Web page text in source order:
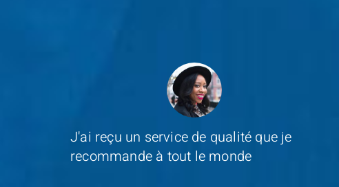
Depannage Servicess'est occupé du
remplacement de ma serrure et le